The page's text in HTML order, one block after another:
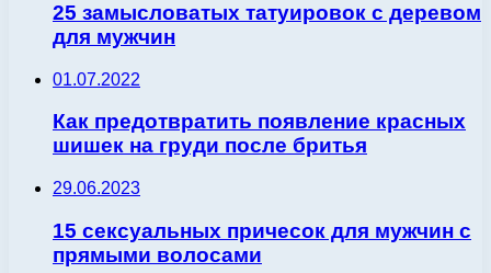
25 замысловатых татуировок с деревом
для мужчин
01.07.2022
Как предотвратить появление красных
шишек на груди после бритья
29.06.2023
15 сексуальных причесок для мужчин с
прямыми волосами